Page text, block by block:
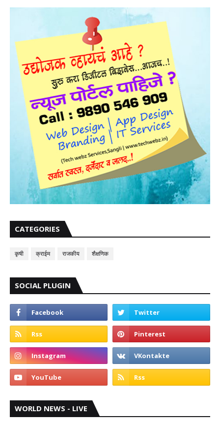
CATEGORIES
कृषी क्राईम राजकीय शैक्षणिक
SOCIAL PLUGIN
WORLD NEWS - LIVE